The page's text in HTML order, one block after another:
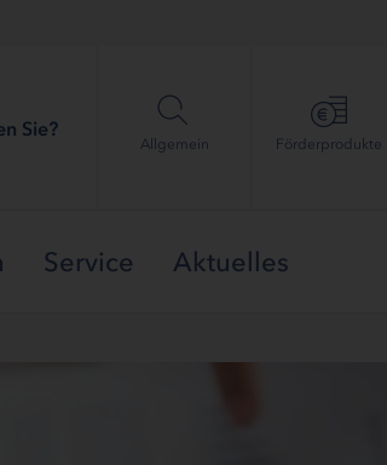
Sie?
Allgemein Förder­produkte
Service Aktuelles